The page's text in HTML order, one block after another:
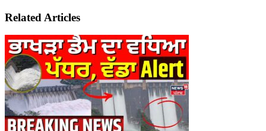
Related Articles